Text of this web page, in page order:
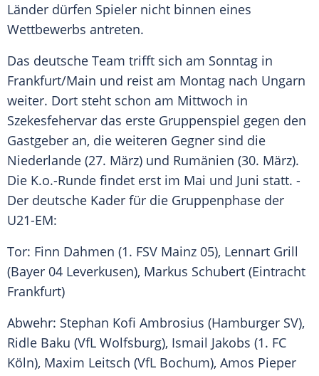
Länder dürfen Spieler nicht binnen eines
Wettbewerbs antreten.
Das deutsche Team trifft sich am Sonntag in
Frankfurt/Main und reist am Montag nach Ungarn
weiter. Dort steht schon am Mittwoch in
Szekesfehervar das erste Gruppenspiel gegen den
Gastgeber an, die weiteren Gegner sind die
Niederlande (27. März) und Rumänien (30. März).
Die K.o.-Runde findet erst im Mai und Juni statt. -
Der deutsche Kader für die Gruppenphase der
U21-EM:
Tor: Finn Dahmen (1. FSV Mainz 05), Lennart Grill
(Bayer 04 Leverkusen), Markus Schubert (Eintracht
Frankfurt)
Abwehr: Stephan Kofi Ambrosius (Hamburger SV),
Ridle Baku (VfL Wolfsburg), Ismail Jakobs (1. FC
Köln), Maxim Leitsch (VfL Bochum), Amos Pieper